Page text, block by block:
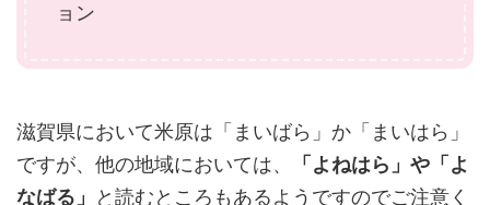
ョン
滋賀県において米原は「まいばら」か「まいはら」
ですが、他の地域においては、
「よねはら」や「よ
なばる」
と読むところもあるようですのでご注意く